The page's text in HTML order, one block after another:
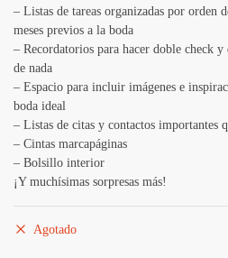
– Listas de tareas organizadas por orden
meses previos a la boda
– Recordatorios para hacer doble check y
de nada
– Espacio para incluir imágenes e
boda ideal
– Listas de citas y contactos importantes
– Cintas marcapáginas
– Bolsillo interior
¡Y muchísimas sorpresas más!
Agotado